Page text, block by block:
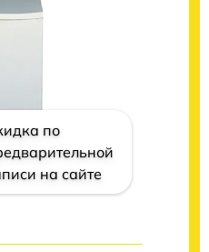
по
на сайте